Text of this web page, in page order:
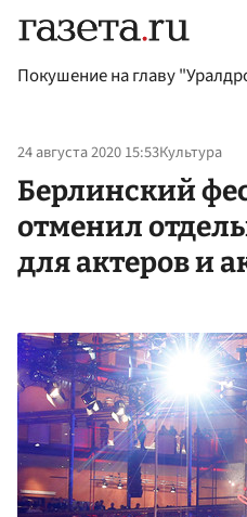
Покушение на главу
24 августа 2020 15:53Культура
Берлинский
отменил
для актеров и